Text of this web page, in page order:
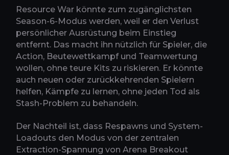
Resource War könnte zum zugänglichsten
Season-6-Modus werden, weil er den Verlust
persönlicher Ausrüstung beim Einstieg
entfernt. Das macht ihn nützlich für Spieler, die
Action, Beutewettkampf und Teamwertung
wollen, ohne teure Kits zu riskieren. Er könnte
auch neuen oder zurückkehrenden Spielern
helfen, Kämpfe zu lernen, ohne jeden Tod als
Stash-Problem zu behandeln.
Der Nachteil ist, dass Respawns und System-
Loadouts den Modus von der zentralen
Extraction-Spannung von Arena Breakout